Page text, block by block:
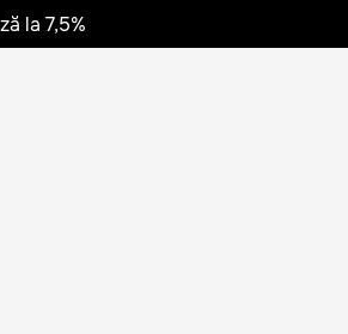
la 7,5%